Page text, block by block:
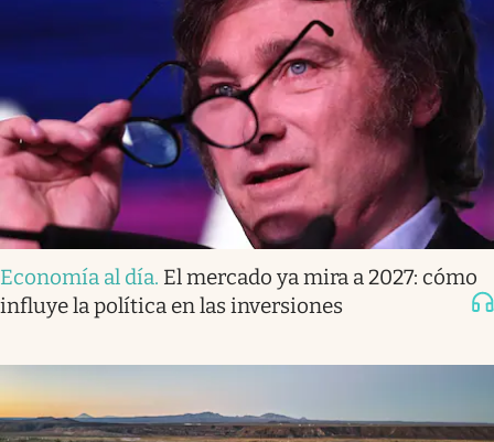
Economía al día. El mercado ya mira a 2027: cómo
influye la política en las inversiones